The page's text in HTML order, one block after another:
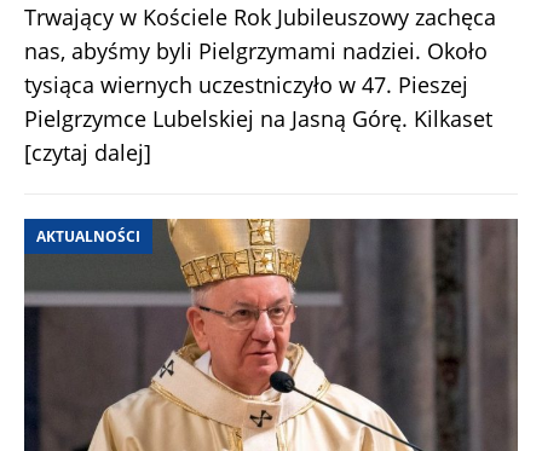
Trwający w Kościele Rok Jubileuszowy zachęca
nas, abyśmy byli Pielgrzymami nadziei. Około
tysiąca wiernych uczestniczyło w 47. Pieszej
Pielgrzymce Lubelskiej na Jasną Górę. Kilkaset
[czytaj dalej]
AKTUALNOŚCI